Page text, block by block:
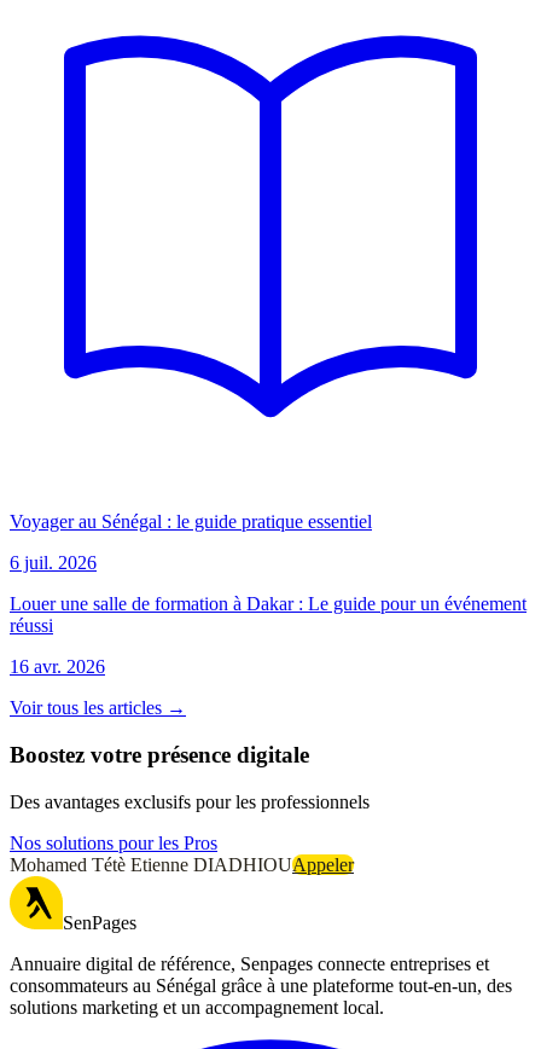
Voyager au Sénégal : le guide pratique essentiel
6 juil. 2026
Louer une salle de formation à Dakar : Le guide pour un événement
réussi
16 avr. 2026
Voir tous les articles →
Boostez votre présence digitale
Des avantages exclusifs pour les professionnels
Nos solutions pour les Pros
Mohamed Tétè Etienne DIADHIOUAppeler
SenPages
Annuaire digital de référence, Senpages connecte entreprises et
consommateurs au Sénégal grâce à une plateforme tout-en-un, des
solutions marketing et un accompagnement local.